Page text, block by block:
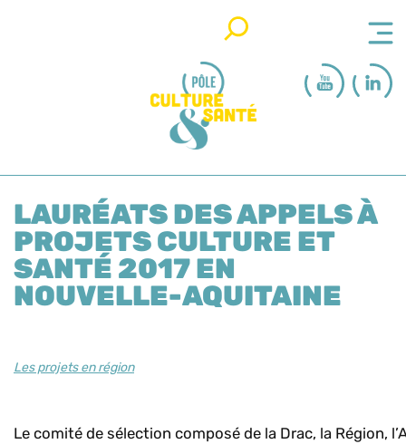
LAURÉATS DES APPELS À
PROJETS CULTURE ET
SANTÉ 2017 EN
NOUVELLE-AQUITAINE
Les projets en région
Le comité de sélection composé de la Drac, la Région,